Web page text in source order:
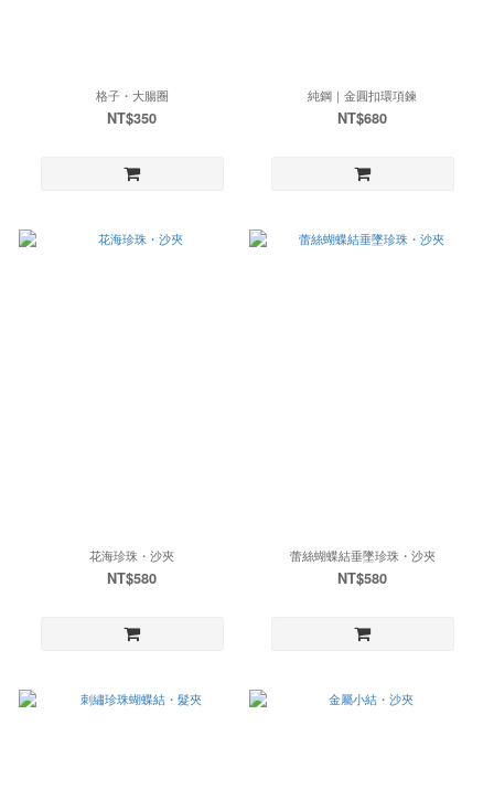
格子・大腸圈
NT$350
純鋼｜金圓扣環項鍊
NT$680
花海珍珠・沙夾
NT$580
蕾絲蝴蝶結垂墜珍珠・沙夾
NT$580